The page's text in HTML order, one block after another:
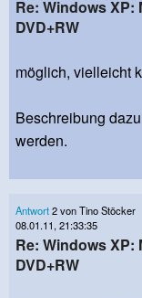
Re: Windows XP:
DVD+RW
möglich, vielleicht
Beschreibung
werden.
Antwort2 von Tino Stöcker
08.01.11, 21:33:35
Re: Windows XP:
DVD+RW